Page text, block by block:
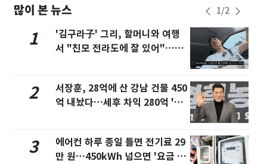
많이 본 뉴스 1/2
1
'김구라子' 그리, 할머니와 여행
서 "친모 전라도에 잘 있어"…유
2
서장훈, 28억에 산 강남 건물 450
억 내놨다…세후 차익 280억 '잭
3
에어컨 하루 종일 틀면 전기료 29
만 원…450kWh 넘으면 '요금 폭